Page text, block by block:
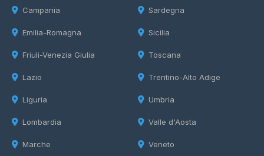
Campania
Emilia-Romagna
Friuli-Venezia Giulia
Lazio
Liguria
Lombardia
Marche
Sardegna
Sicilia
Toscana
Trentino-Alto Adige
Umbria
Valle d'Aosta
Veneto